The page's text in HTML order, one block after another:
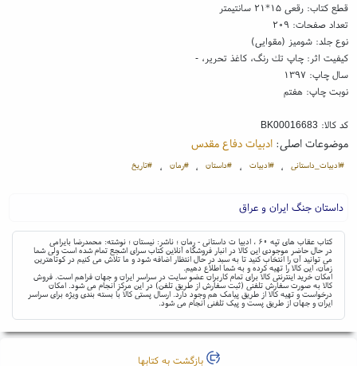
قطع کتاب: رقعی ۱۵*۲۱ سانتیمتر
تعداد صفحات: ۲۰۹
نوع جلد: شومیز (مقوایی)
کیفیت اثر: چاپ تك رنگ، کاغذ تحریر، -
سال چاپ: ۱۳۹۷
نوبت چاپ: هفتم
کد کالا: BK00016683
موضوعات اصلی:ادبیات دفاع مقدس
#ادبیات_داستانی ، #ادبیات ، #داستان ، #رمان ، #تاریخ
داستان جنگ ایران و عراق
کتاب عقاب های تپه ۶۰ ، ادبیا ت داستانی - رمان ؛ ناشر: نیستان ؛ نوشته: محمدرضا بایرامی
در حال حاضر موجودی این کالا در انبار فروشگاه آنلاین کتاب سرای اشجع تمام شده است ولی شما
می توانید آن را انتخاب کنید تا به سبد در حال انتظار اضافه شود و ما تلاش می کنیم در کوتاهترین
زمان، این کالا را تهیه کرده و به شما اطلاع دهیم.
امکان خرید اینترنتی کالا برای تمام کاربران عضو سایت در سراسر ایران و جهان فراهم است. فروش
کالا به صورت سفارش تلفنی (ثبت سفارش از طریق تلفن) در این مرکز انجام می شود. امکان
درخواست و تهیه کالا از طریق پیامک هم وجود دارد. ارسال پستی کالا با بسته بندی ویژه برای سراسر
ایران و جهان از طریق پست و پیک تلفنی انجام می شود.
بازگشت به کتابها